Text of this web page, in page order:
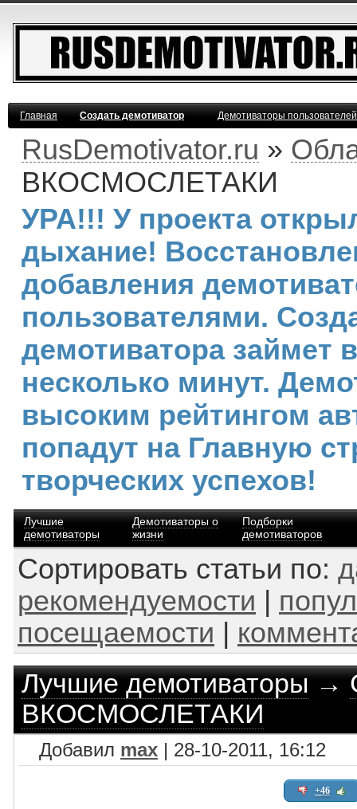
Главная Создать демотиватор Демотиваторы
RusDemotivator.ru »
ВКОСМОСЛЕТАКИ
УРА!!! У проекта
дыхание!
добавления
пользователями.
демотиватора займет
несколько минут.
высоким рейтингом
попадут на Главную
творческих успехов!
Лучшие
демотиваторы
Демотиваторы о
жизни
Подборки
демотиваторов
Сортировать статьи по:
рекомендуемости
посещаемости
Лучшие демотиваторы→
ВКОСМОСЛЕТАКИ
Добавил max | 28-10-2011, 16:12
+46